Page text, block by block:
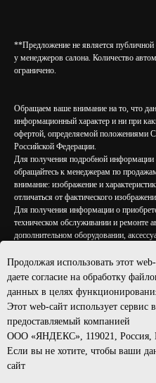
**Предложение не является
у менеджеров салона. Количество
ограничено.
Обращаем ваше внимание на то, что
информационный характер и ни при
офертой, определяемой положениями
Российской Федерации.
Для получения подробной
обращайтесь к менеджерам по
внимание: изображение и
отличаться от фактического
Для получения информации о
техническом обслуживании и ремонте
дополнительном оборудовании,
ООО "АВТОСТИЛЬ"
ИНН: 7805752165
ОГРН: 1197847129468
Данный веб-сайт использует cookie-
эффективности работы пользователя.
Продолжая использовать этот
даете согласие на обработку
данных в целях
Этот web-сайт использует
предоставляемый компанией
ООО «ЯНДЕКС», 119021, Россия,
Если вы не хотите, чтобы ваши
сайт